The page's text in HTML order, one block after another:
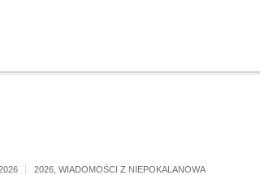
2026, WIADOMOŚCI Z NIEPOKALANOWA